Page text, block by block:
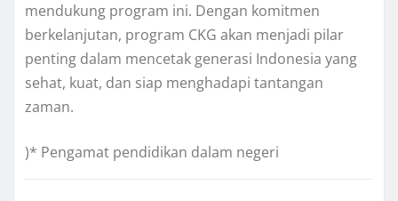
mendukung program ini. Dengan komitmen
berkelanjutan, program CKG akan menjadi pilar
penting dalam mencetak generasi Indonesia yang
sehat, kuat, dan siap menghadapi tantangan
zaman.
)* Pengamat pendidikan dalam negeri